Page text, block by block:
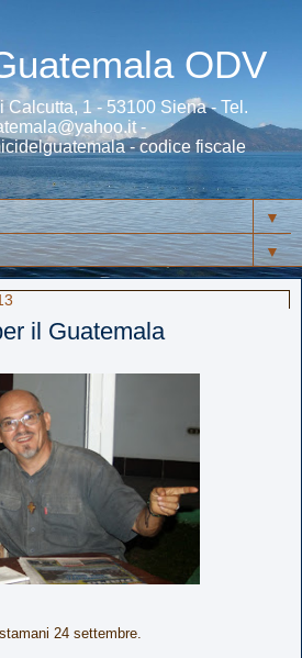
ODV
Calcutta, 1 - 53100 Siena - Tel.
-
- codice fiscale
▼
▼
il Guatemala
24 settembre.